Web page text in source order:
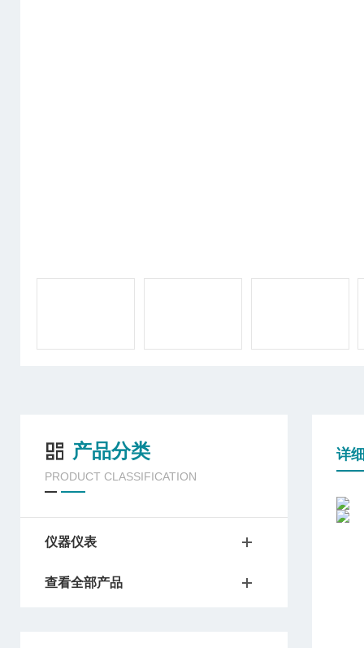
产品分类
PRODUCT CLASSIFICATION
仪器仪表
查看全部产品
详